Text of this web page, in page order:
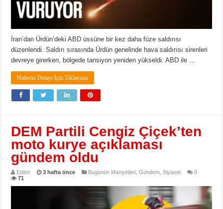
İran’dan Ürdün’deki ABD üssüne bir kez daha füze saldırısı
düzenlendi. Saldırı sırasında Ürdün genelinde hava saldırısı sirenleri
devreye girerken, bölgede tansiyon yeniden yükseldi. ABD ile …
Haberin Detayı İçin Tıklayınız
DEM Partili Cengiz Çiçek’ten
moto kurye açıklaması
gündem oldu
Editör 3 hafta önce Bugünün Manşetleri ,Gündem ,Siyaset
0
71